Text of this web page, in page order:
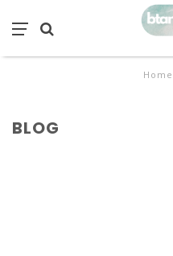
Home
BLOG